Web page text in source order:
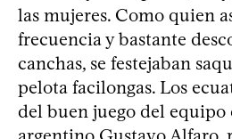
las mujeres. Como quien
frecuencia y bastante
canchas, se festejaban
pelota facilongas. Los
del buen juego del